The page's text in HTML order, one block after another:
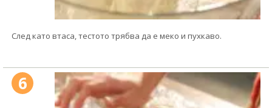
След като втаса, тестото трябва да е меко и пухкаво.
6